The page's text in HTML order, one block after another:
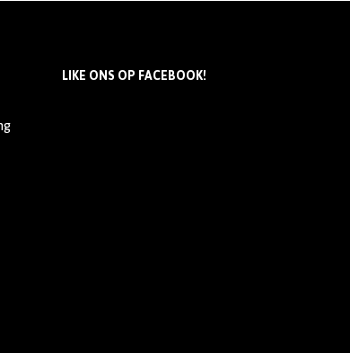
LIKE ONS OP FACEBOOK!